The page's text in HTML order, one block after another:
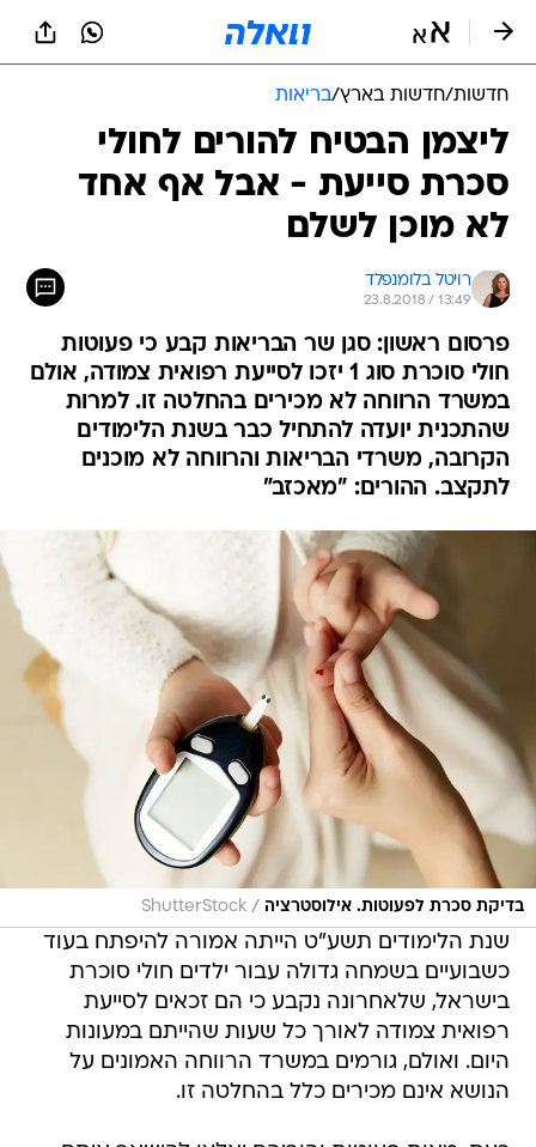
חדשות/חדשות בארץ/בריאות
ליצמן הבטיח להורים לחולי
סכרת סייעת - אבל אף אחד
לא מוכן לשלם
רויטל בלומנפלד
23.8.2018 / 13:49
פרסום ראשון: סגן שר הבריאות קבע כי פעוטות
חולי סוכרת סוג 1 יזכו לסייעת רפואית צמודה, אולם
במשרד הרווחה לא מכירים בהחלטה זו. למרות
שהתכנית יועדה להתחיל כבר בשנת הלימודים
הקרובה, משרדי הבריאות והרווחה לא מוכנים
לתקצב. ההורים: "מאכזב"
בדיקת סכרת לפעוטות. אילוסטרציה /
ShutterStock
שנת הלימודים תשע"ט הייתה אמורה להיפתח בעוד
כשבועיים בשמחה גדולה עבור ילדים חולי סוכרת
בישראל, שלאחרונה נקבע כי הם זכאים לסייעת
רפואית צמודה לאורך כל שעות שהייתם במעונות
היום. ואולם, גורמים במשרד הרווחה האמונים על
הנושא אינם מכירים כלל בהחלטה זו.